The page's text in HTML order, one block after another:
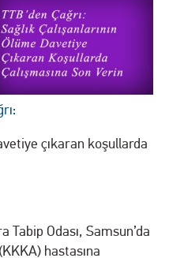
çıkaran koşullarda
Odası, Samsun’da
hastasına